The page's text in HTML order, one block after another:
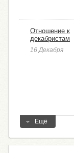
Отношение к
декабристам
16 Декабря
Ещё